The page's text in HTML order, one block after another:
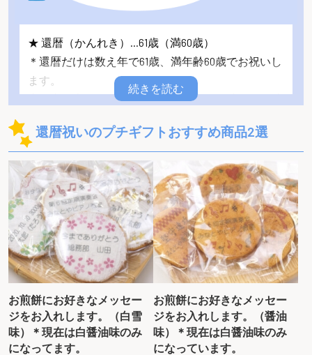
★ 還暦（かんれき）…61歳（満60歳）
＊還暦だけは数え年で61歳、満年齢60歳でお祝いし
ます。
十二支と十干が一巡して生まれた年の干支に還る事
生まれた年の暦に還るため、「赤子に戻る」と考え
られています。
日本では古来より、赤ん坊に赤い産着を着させる習
慣があったり赤い色には魔除けの力があるとされて
いたために還暦には赤い物を贈ると良いとされてい
ます。赤いちゃんちゃんこはその代表ですがちゃん
ちゃんこに限らずその人に合った赤をテーマにした
贈り物をしてみてはいかがでしょうか？
★ 古希（こき） 70歳
還暦(60歳)の次の節目、70歳のお祝いのことです。
中国・唐の詩人杜甫の詩の一節「人生七十古来稀な
還暦祝いのプチギフトおすすめ商品2選
お煎餅にお好きなメッセー
ジをお入れします。（白雪
味）＊現在は白醤油味のみ
になってます。
お煎餅にお好きなメッセー
ジをお入れします。（醤油
味）＊現在は白醤油味のみ
になっています。